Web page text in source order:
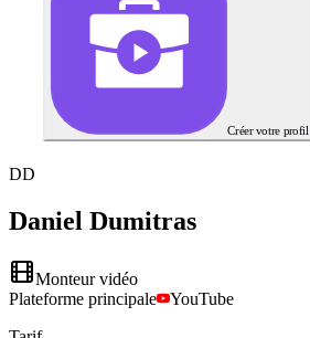
Créer votre profil
DD
Daniel Dumitras
Monteur vidéo
Plateforme principale
YouTube